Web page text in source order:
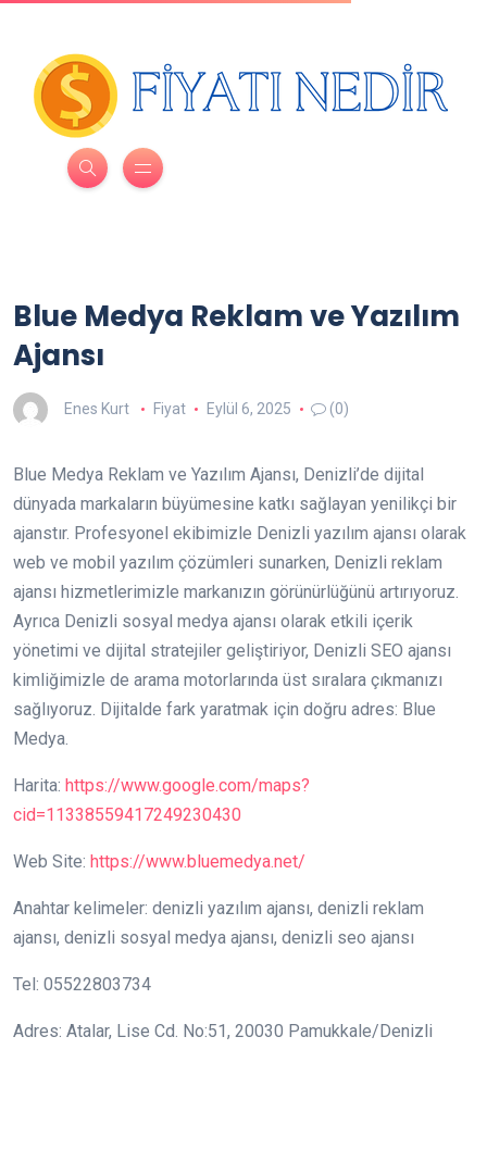
Blue Medya Reklam ve Yazılım
Ajansı
Enes Kurt Fiyat Eylül 6, 2025 (0)
Blue Medya Reklam ve Yazılım Ajansı, Denizli’de dijital
dünyada markaların büyümesine katkı sağlayan yenilikçi bir
ajanstır. Profesyonel ekibimizle Denizli yazılım ajansı olarak
web ve mobil yazılım çözümleri sunarken, Denizli reklam
ajansı hizmetlerimizle markanızın görünürlüğünü artırıyoruz.
Ayrıca Denizli sosyal medya ajansı olarak etkili içerik
yönetimi ve dijital stratejiler geliştiriyor, Denizli SEO ajansı
kimliğimizle de arama motorlarında üst sıralara çıkmanızı
sağlıyoruz. Dijitalde fark yaratmak için doğru adres: Blue
Medya.
Harita: https://www.google.com/maps?
cid=11338559417249230430
Web Site: https://www.bluemedya.net/
Anahtar kelimeler: denizli yazılım ajansı, denizli reklam
ajansı, denizli sosyal medya ajansı, denizli seo ajansı
Tel: 05522803734
Adres: Atalar, Lise Cd. No:51, 20030 Pamukkale/Denizli